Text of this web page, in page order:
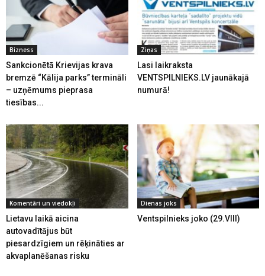
Bizness
Sankcionētā Krievijas krava
bremzē “Kālija parks” termināli
– uzņēmums pieprasa
tiesības...
Ziņas
Lasi laikraksta
VENTSPILNIEKS.LV jaunākajā
numurā!
Komentāri un viedokļi
Lietavu laikā aicina
autovadītājus būt
piesardzīgiem un rēķināties ar
akvaplanēšanas risku
Dienas joks
Ventspilnieks joko (29.VIII)